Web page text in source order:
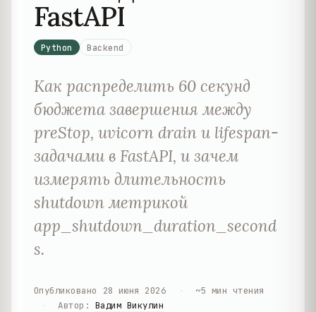
FastAPI
Python Backend
Как распределить 60 секунд
бюджета завершения между
preStop, uvicorn drain и lifespan-
задачами в FastAPI, и зачем
измерять длительность
shutdown метрикой
app_shutdown_duration_second
s.
Опубликовано 28 июня 2026 ~5 мин чтения
Автор : Вадим Викулин